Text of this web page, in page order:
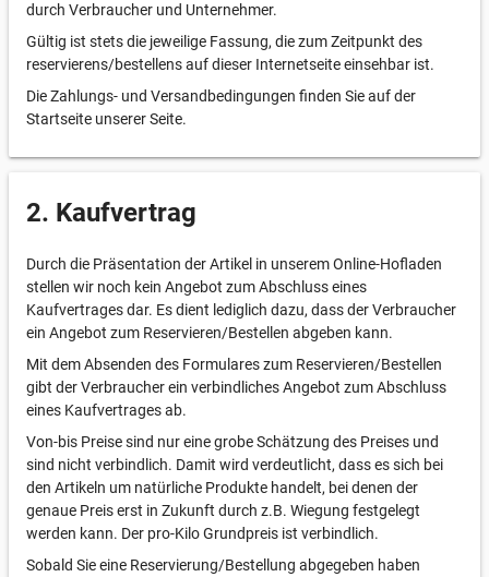
durch Verbraucher und Unternehmer.
Gültig ist stets die jeweilige Fassung, die zum Zeitpunkt des
reservierens/bestellens auf dieser Internetseite einsehbar ist.
Die Zahlungs- und Versandbedingungen finden Sie auf der
Startseite unserer Seite.
2. Kaufvertrag
Durch die Präsentation der Artikel in unserem Online-Hofladen
stellen wir noch kein Angebot zum Abschluss eines
Kaufvertrages dar. Es dient lediglich dazu, dass der Verbraucher
ein Angebot zum Reservieren/Bestellen abgeben kann.
Mit dem Absenden des Formulares zum Reservieren/Bestellen
gibt der Verbraucher ein verbindliches Angebot zum Abschluss
eines Kaufvertrages ab.
Von-bis Preise sind nur eine grobe Schätzung des Preises und
sind nicht verbindlich. Damit wird verdeutlicht, dass es sich bei
den Artikeln um natürliche Produkte handelt, bei denen der
genaue Preis erst in Zukunft durch z.B. Wiegung festgelegt
werden kann. Der pro-Kilo Grundpreis ist verbindlich.
Sobald Sie eine Reservierung/Bestellung abgegeben haben